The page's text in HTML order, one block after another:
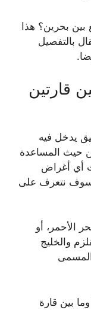
بين بحرين؟ هذا
بالتفصيل
قارتين
يدخل فيه
حيث المساعدة
أي أغراض
سوف نتعرف على
الأحمر، أو
والخليج
بين قارة